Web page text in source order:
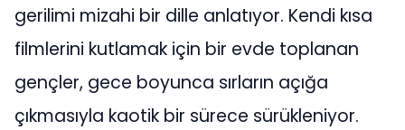
gerilimi mizahi bir dille anlatıyor. Kendi kısa
filmlerini kutlamak için bir evde toplanan
gençler, gece boyunca sırların açığa
çıkmasıyla kaotik bir sürece sürükleniyor.